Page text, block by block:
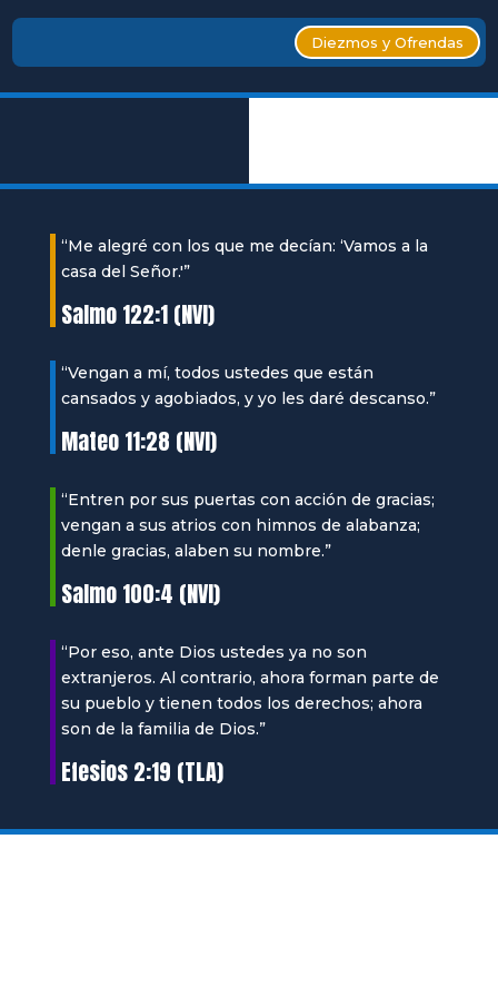
Diezmos y Ofrendas
“Me alegré con los que me decían: ‘Vamos a la
casa del Señor.'”
Salmo 122:1 (NVI)
“Vengan a mí, todos ustedes que están
cansados y agobiados, y yo les daré descanso.”
Mateo 11:28 (NVI)
“Entren por sus puertas con acción de gracias;
vengan a sus atrios con himnos de alabanza;
denle gracias, alaben su nombre.”
Salmo 100:4 (NVI)
“Por eso, ante Dios ustedes ya no son
extranjeros. Al contrario, ahora forman parte de
su pueblo y tienen todos los derechos; ahora
son de la familia de Dios.”
Efesios 2:19 (TLA)